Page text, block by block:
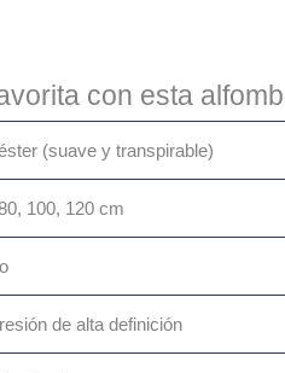
con esta
(suave y transpirable)
100, 120 cm
de alta definición